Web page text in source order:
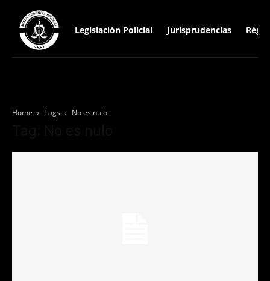
Legislación Policial Jurisprudencias
Home Tags No es nulo